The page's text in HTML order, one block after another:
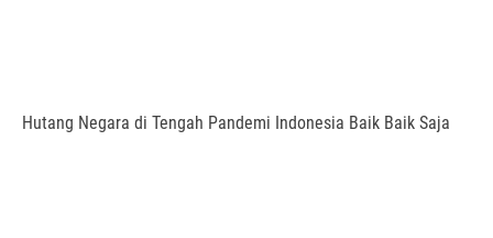
Hutang Negara di Tengah Pandemi Indonesia Baik Baik Saja